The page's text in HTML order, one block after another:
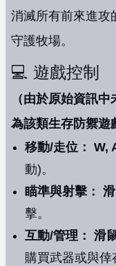
消滅所有前來進攻
守護牧場。
💻 遊戲控制
（由於原始資訊
為該類生存防禦遊
移動/走位： W,
動)。
瞄準與射擊：
擊。
互動/管理： 滑
購買武器或與倖